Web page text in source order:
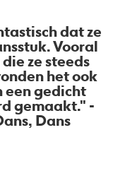
dat ze
Vooral
ze steeds
het ook
een gedicht
gemaakt." -
Dans